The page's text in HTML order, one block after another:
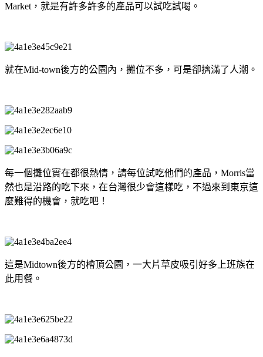
Market，就是有許多許多的產品可以試吃試喝。
就在Mid-town後方的公園內，攤位不多，可是卻擠滿了人潮。
每一個攤位實在都很熱情，請每位試吃他們的產品，Morris當
然也是沿路的吃下來，在台灣很少會這樣吃，不過來到東京這
麼難得的機會，就吃吧！
這是Midtown後方的檜頂公園，一大片草皮吸引好多上班族在
此用餐。